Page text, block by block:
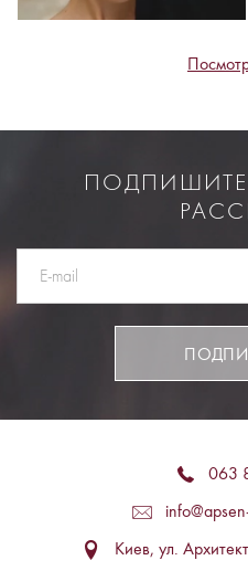
063
Киев, ул.